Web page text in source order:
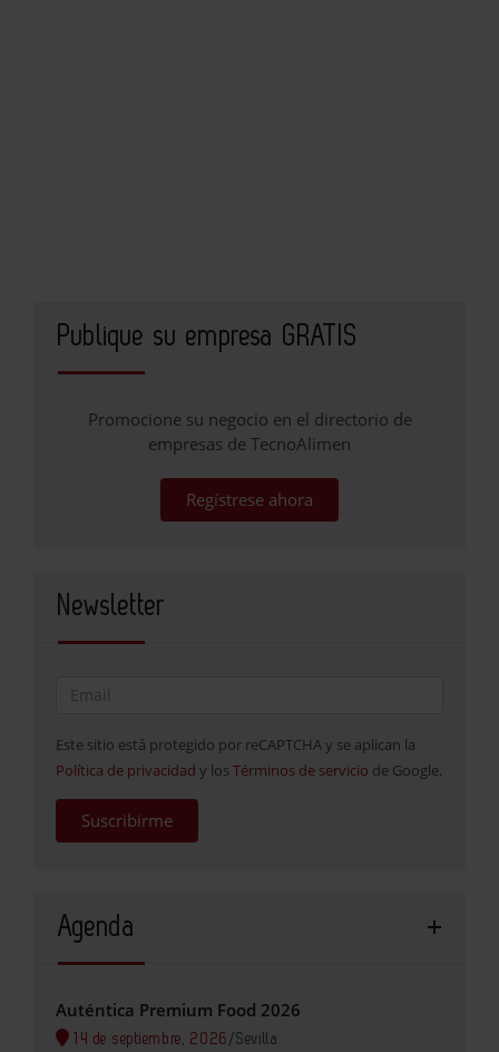
Publique su empresa GRATIS
Promocione su negocio en el directorio de
empresas de TecnoAlimen
Regístrese ahora
Newsletter
Este sitio está protegido por reCAPTCHA y se aplican la
Política de privacidad y los Términos de servicio de Google.
Suscribirme
Agenda
Auténtica Premium Food 2026
14 de septiembre, 2026 /Sevilla